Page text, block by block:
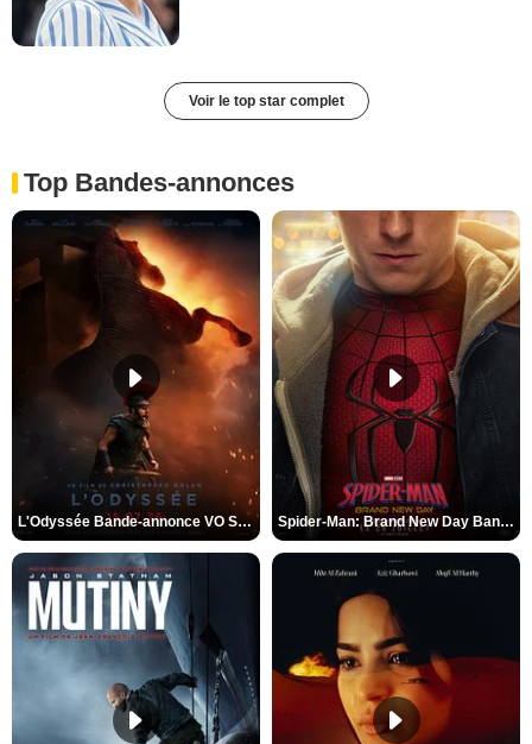
Voir le top star complet
Top Bandes-annonces
L'Odyssée Bande-annonce VO STFR Spider-Man: Brand New Day Bande-annonce VO STFR